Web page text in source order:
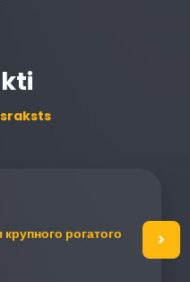
рогатого